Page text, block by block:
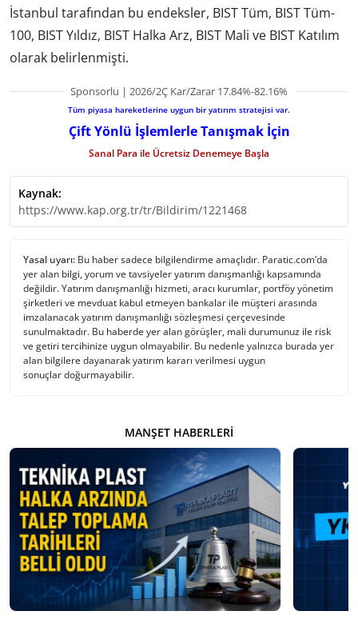
İstanbul tarafından bu endeksler, BIST Tüm, BIST Tüm-
100, BIST Yıldız, BIST Halka Arz, BIST Mali ve BIST Katılım
olarak belirlenmişti.
Sponsorlu | 2026/2Ç Kar/Zarar 17.84%-82.16%
Tüm piyasa hareketlerine uygun bir yatırım stratejisi var.
Çift Yönlü İşlemlerle Tanışmak İçin
Sanal Para ile Ücretsiz Denemeye Başla
Kaynak:
https://www.kap.org.tr/tr/Bildirim/1221468
Yasal uyarı: Bu haber sadece bilgilendirme amaçlıdır. Paratic.com’da
yer alan bilgi, yorum ve tavsiyeler yatırım danışmanlığı kapsamında
değildir. Yatırım danışmanlığı hizmeti, aracı kurumlar, portföy yönetim
şirketleri ve mevduat kabul etmeyen bankalar ile müşteri arasında
imzalanacak yatırım danışmanlığı sözleşmesi çerçevesinde
sunulmaktadır. Bu haberde yer alan görüşler, mali durumunuz ile risk
ve getiri tercihinize uygun olmayabilir. Bu nedenle yalnızca burada yer
alan bilgilere dayanarak yatırım kararı verilmesi uygun
sonuçlar doğurmayabilir.
MANŞET HABERLERI